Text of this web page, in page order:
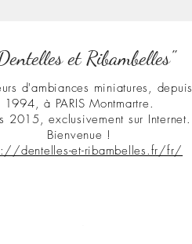
et Ribambelles"
d'ambiances miniatures, depuis
1994, à PARIS Montmartre.
2015, exclusivement sur Internet.
Bienvenue !
dentelles-et-ribambelles.fr/fr/